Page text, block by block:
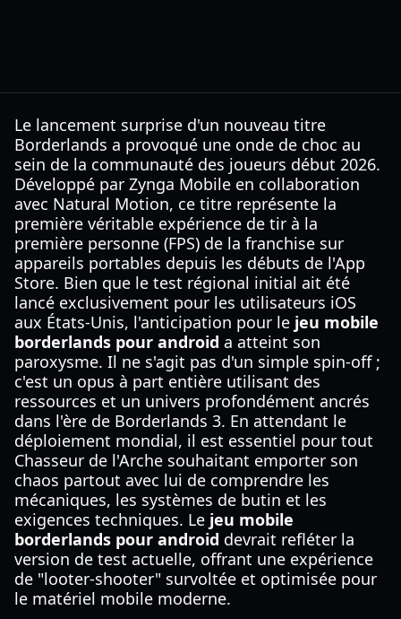
Le lancement surprise d'un nouveau titre
Borderlands a provoqué une onde de choc au
sein de la communauté des joueurs début 2026.
Développé par Zynga Mobile en collaboration
avec Natural Motion, ce titre représente la
première véritable expérience de tir à la
première personne (FPS) de la franchise sur
appareils portables depuis les débuts de l'App
Store. Bien que le test régional initial ait été
lancé exclusivement pour les utilisateurs iOS
aux États-Unis, l'anticipation pour le jeu mobile
borderlands pour android a atteint son
paroxysme. Il ne s'agit pas d'un simple spin-off ;
c'est un opus à part entière utilisant des
ressources et un univers profondément ancrés
dans l'ère de Borderlands 3. En attendant le
déploiement mondial, il est essentiel pour tout
Chasseur de l'Arche souhaitant emporter son
chaos partout avec lui de comprendre les
mécaniques, les systèmes de butin et les
exigences techniques. Le jeu mobile
borderlands pour android devrait refléter la
version de test actuelle, offrant une expérience
de "looter-shooter" survoltée et optimisée pour
le matériel mobile moderne.